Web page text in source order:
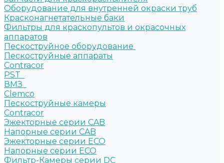
Оборудование для внутренней окраски труб
Красконагнетательные баки
Фильтры для краскопультов и окрасочных
аппаратов
Пескоструйное оборудование
Пескоструйные аппараты
Contracor
PST
ВМЗ
Clemco
Пескоструйные камеры
Contracor
Эжекторные серии CAB
Напорные серии CAB
Эжекторные серии ECO
Напорные серии ECO
Фильтр-Камеры серии DC